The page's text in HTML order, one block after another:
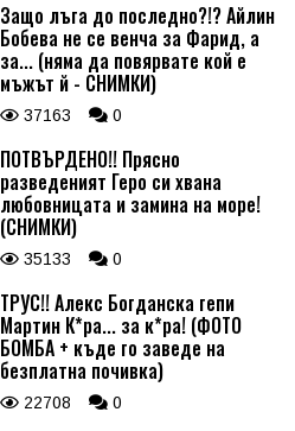
Защо лъга до последно?!? Айлин
Бобева не се венча за Фарид, а
за... (няма да повярвате кой е
мъжът й - СНИМКИ)
37163 0
ПОТВЪРДЕНО!! Прясно
разведеният Геро си хвана
любовницата и замина на море!
(СНИМКИ)
35133 0
ТРУС!! Алекс Богданска гепи
Мартин К*ра... за к*ра! (ФОТО
БОМБА + къде го заведе на
безплатна почивка)
22708 0